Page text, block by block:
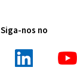
Siga-nos no